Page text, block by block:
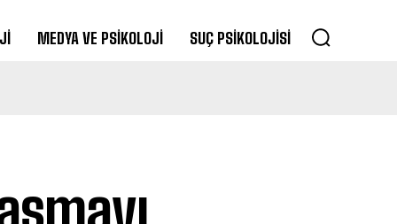
MEDYA VE PSIKOLOJI SUÇ PSIKOLOJISI